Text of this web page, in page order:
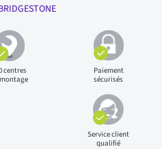
centres
Paiement
sécurisés
Service client
qualifié